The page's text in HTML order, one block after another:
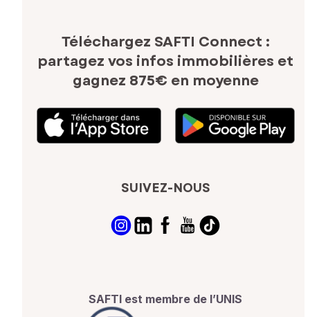
Téléchargez SAFTI Connect :
partagez vos infos immobilières et
gagnez 875€ en moyenne
SUIVEZ-NOUS
SAFTI est membre de l’UNIS